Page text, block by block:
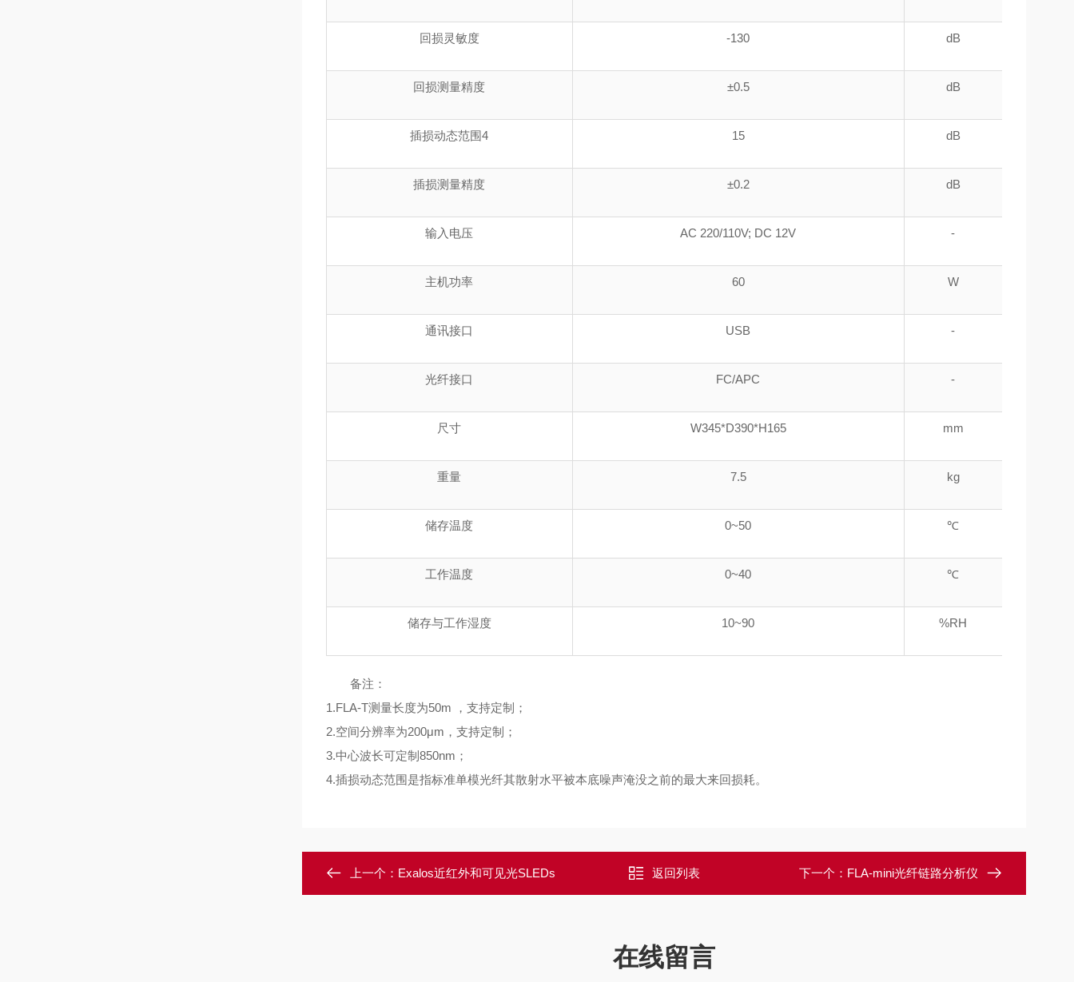
回损灵敏度 -130 dB
回损测量精度 ±0.5 dB
插损动态范围4 15 dB
插损测量精度 ±0.2 dB
输入电压 AC 220/110V; DC 12V -
主机功率 60 W
通讯接口 USB -
光纤接口 FC/APC -
尺寸 W345*D390*H165 mm
重量 7.5 kg
储存温度 0~50 ℃
工作温度 0~40 ℃
储存与工作湿度 10~90 %RH
备注：
1.FLA-T测量长度为50m ，支持定制；
2.空间分辨率为200μm，支持定制；
3.中心波长可定制850nm；
4.插损动态范围是指标准单模光纤其散射水平被本底噪声淹没之前的最大来回损耗。
上一个： Exalos近红外和可见光SLEDs 返回列表 下一个： FLA-mini光纤链路分析仪
在线留言